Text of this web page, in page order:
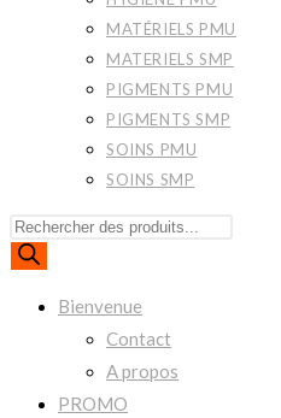
MATÉRIELS PMU
MATERIELS SMP
PIGMENTS PMU
PIGMENTS SMP
SOINS PMU
SOINS SMP
Recherche
de
Bienvenue
Contact
A propos
PROMO